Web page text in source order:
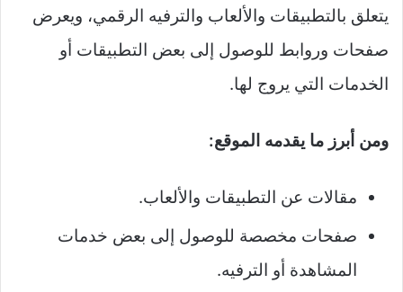
يتعلق بالتطبيقات والألعاب والترفيه الرقمي، ويعرض
صفحات وروابط للوصول إلى بعض التطبيقات أو
الخدمات التي يروج لها.
ومن أبرز ما يقدمه الموقع:
مقالات عن التطبيقات والألعاب.
صفحات مخصصة للوصول إلى بعض خدمات
المشاهدة أو الترفيه.